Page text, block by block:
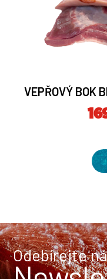
VEPŘOVÝ BOK
Odebírejte